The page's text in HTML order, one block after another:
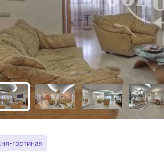
гостиная